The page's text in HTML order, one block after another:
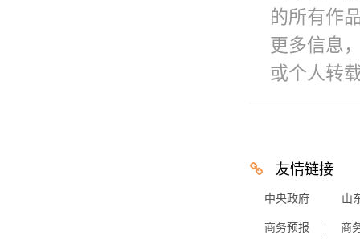
的所有作
更多信息
或个人转